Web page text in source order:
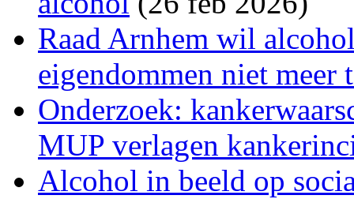
Raad Arnhem wil
eigendommen niet meer
Onderzoek:
MUP verlagen
Alcohol in beeld op